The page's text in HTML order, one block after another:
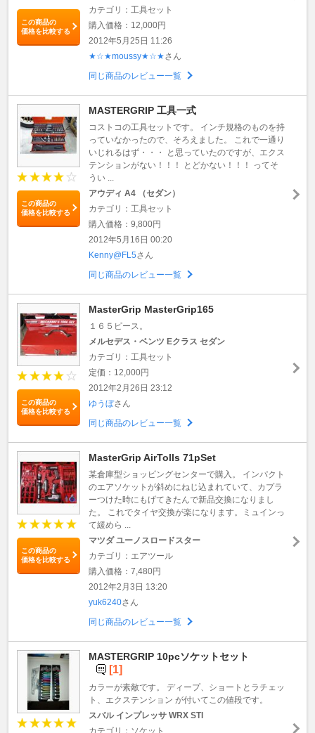
この商品の
価格を比較する
カテゴリ：工具セット
購入価格：12,000円
2012年5月25日 11:26
★☆★moussy★☆★さん
同じ商品のレビュー一覧
この商品の
価格を比較する
MASTERGRIP 工具一式
コストコの工具セットです。 インチ規格のものを持
っていなかったので、そろえました。 これで一通り
いじれるはず・・・ と思っていたのですが、エクス
テンションがない！！！ とどかない！！！ ってそ
うい ...
アウディ A4 （セダン）
カテゴリ：工具セット
購入価格：9,800円
2012年5月16日 00:20
Kenny@FL5さん
同じ商品のレビュー一覧
この商品の
価格を比較する
MasterGrip MasterGrip165
１６５ピース。
メルセデス・ベンツ Eクラス セダン
カテゴリ：工具セット
定価：12,000円
2012年2月26日 23:12
ゆうぼさん
同じ商品のレビュー一覧
この商品の
価格を比較する
MasterGrip AirTolls 71pSet
某倉庫型ショッピングセンターで購入。 インパクト
のエアソケットが斜めにねじ込まれていて、カプラ
ーつけた時にもげてきたんで新品交換になりまし
た。 これでタイヤ交換が楽になります。ミュインっ
て緩めら ...
マツダ ユーノスロードスター
カテゴリ：エアツール
購入価格：7,480円
2012年2月3日 13:20
yuk6240さん
同じ商品のレビュー一覧
MASTERGRIP 10pcソケットセット
[1]
カラーが素敵です。 ディープ、ショートとラチェッ
ト、エクステンション が付いてこの値段です。
スバル インプレッサ WRX STI
カテゴリ：ソケット